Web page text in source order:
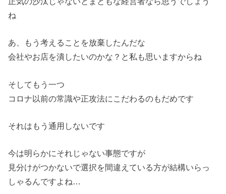
ね
あ、もう考えることを放棄したんだな
会社やお店を潰したいのかな？と私も思いますからね
そしてもう一つ
コロナ以前の常識や正攻法にこだわるのもだめです
それはもう通用しないです
今は明らかにそれじゃない事態ですが
見分けがつかないで選択を間違えている方が結構いらっ
しゃるんですよね…